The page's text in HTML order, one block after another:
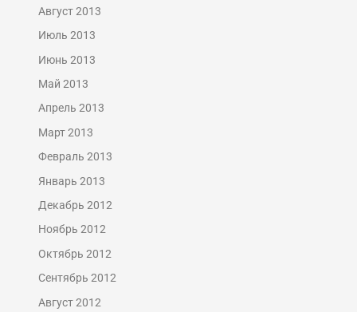
Август 2013
Июль 2013
Июнь 2013
Май 2013
Апрель 2013
Март 2013
Февраль 2013
Январь 2013
Декабрь 2012
Ноябрь 2012
Октябрь 2012
Сентябрь 2012
Август 2012